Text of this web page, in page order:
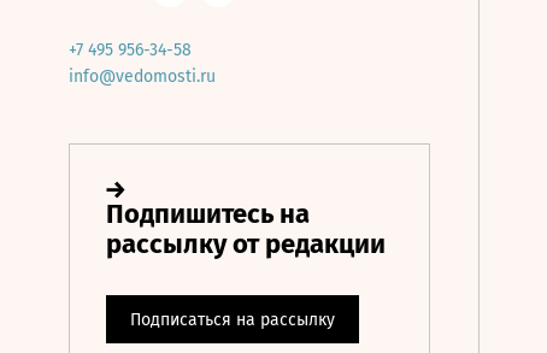
+7 495 956-34-58
info@vedomosti.ru